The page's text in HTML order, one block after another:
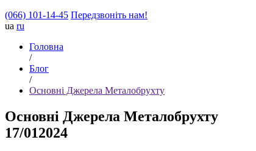
(066) 101-14-45 Передзвоніть нам!
ua ru
Головна
/
Блог
/
Основні Джерела Металобрухту
Основні Джерела Металобрухту
17/012024